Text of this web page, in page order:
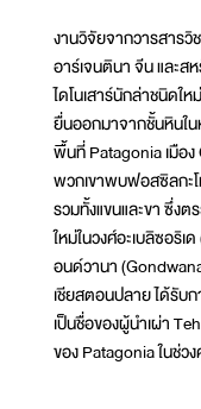
งานวิจัยจากวารสารวิ
อาร์เจนตินา จีน และ
ไดโนเสาร์นักล่าชนิดใ
ยื่นออกมาจากชั้นหินใ
พื้นที่ Patagonia เมือง
พวกเขาพบฟอสซิลกะ
รวมทั้งแขนและขา ซึ่ง
ใหม่ในวงศ์อะเบลิซอริ
อนด์วานา
เชียสตอนปลาย ได้รับ
เป็นชื่อของผู้นำเผ่า
ของ Patagonia ในช่ว